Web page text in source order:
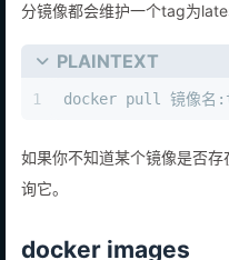
分镜像都会维护一个tag为
PLAINTEXT
1 docker pull 镜像名
如果你不知道某个镜像是否
询它。
docker images